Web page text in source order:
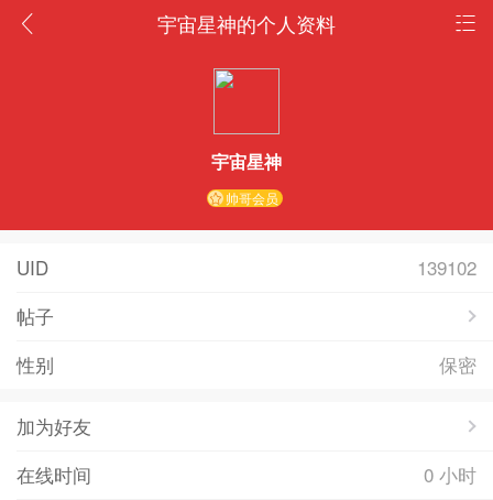
宇宙星神的个人资料
宇宙星神
帅哥会员
UID
139102
帖子
性别
保密
加为好友
在线时间
0 小时